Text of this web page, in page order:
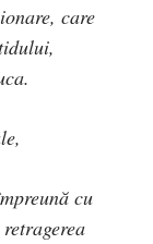
care
cu